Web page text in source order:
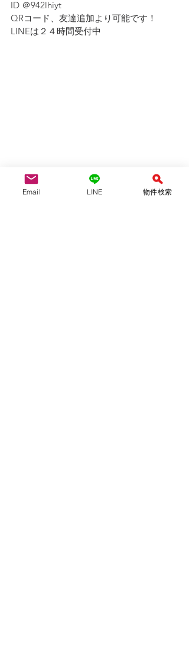
ID ＠942lhiyt
QRコード、友達追加より可能です！
LINEは２４時間受付中
Email LINE 物件検索